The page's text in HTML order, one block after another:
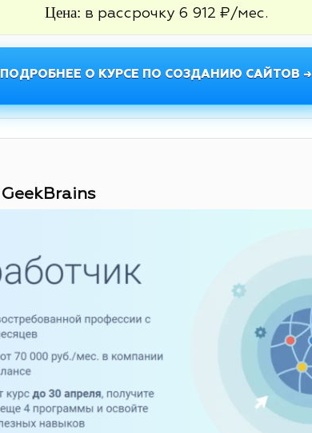
Цена: в рассрочку 6 912 ₽/мес.
ПОДРОБНЕЕ О КУРСЕ ПО СОЗДАНИЮ САЙТОВ →